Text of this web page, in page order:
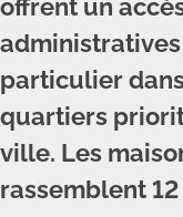
offrent un
particulier
quartiers
ville. Les
rassemblent